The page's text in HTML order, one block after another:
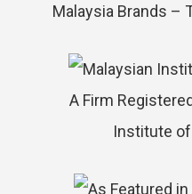
Malaysia Brands –
A Firm
Institute